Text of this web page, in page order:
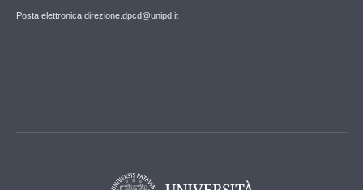
Posta elettronica direzione.dpcd@unipd.it